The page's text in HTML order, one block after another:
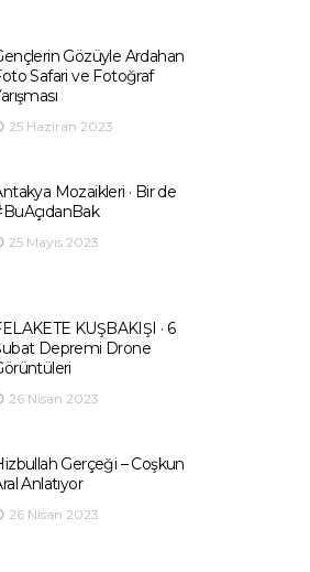
Gözüyle Ardahan
Safari ve Fotoğraf
25 Haziran 2023
Mozaikleri · Bir de
25 Mayıs 2023
KUŞBAKIŞI · 6
Depremi Drone
26 Nisan 2023
Gerçeği – Coşkun
Anlatıyor
26 Nisan 2023